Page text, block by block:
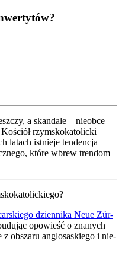
a skan­da­le – nie­ob­ce
rzym­sko­ka­to­lic­ki
latach ist­nie­je ten­den­cja
któ­re wbrew tren­dom
dzien­ni­ka Neue Zür­
opo­wieść o zna­nych
z obsza­ru anglo­sa­skie­go i nie­